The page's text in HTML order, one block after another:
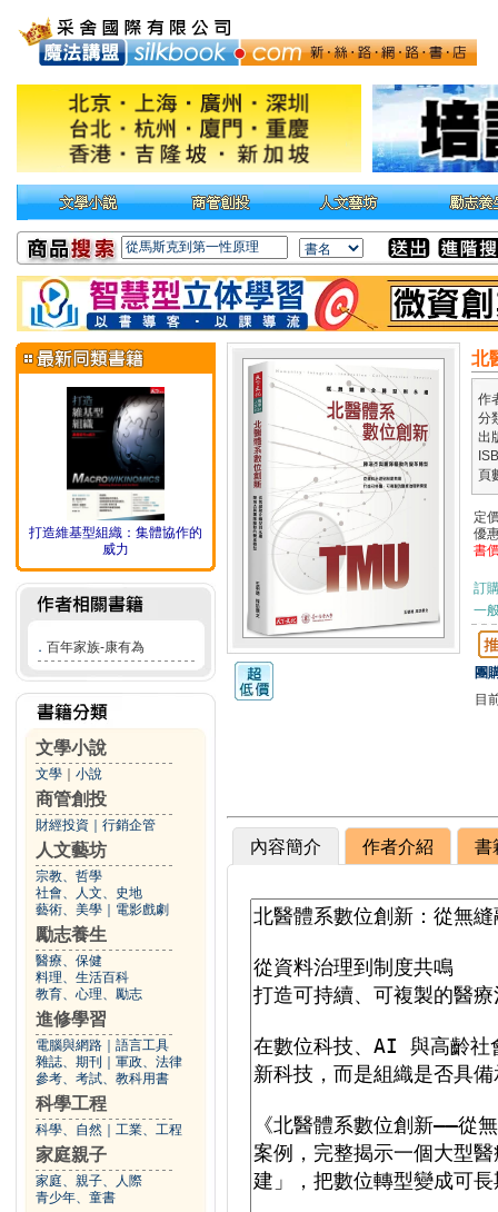
打造維基型組織：集體協作的
威力
． 百年家族-康有為
文學小說
文學 小說
商管創投
財經投資 行銷企管
人文藝坊
宗教、哲學
社會、人文、史地
藝術、美學
電影戲劇
勵志養生
醫療、保健
料理、生活百科
教育、心理、勵志
進修學習
電腦與網路
語言工具
雜誌、期刊
軍政、法律
參考、考試、教科用書
科學工程
科學、自然 工業、工程
家庭親子
家庭、親子、人際
青少年、童書
北
作
分
出
頁
定
優
書
訂
一
團
目
內容簡介 作者介紹 書